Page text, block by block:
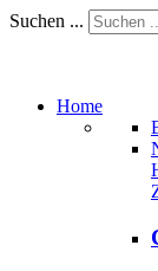
Suchen ...
Home